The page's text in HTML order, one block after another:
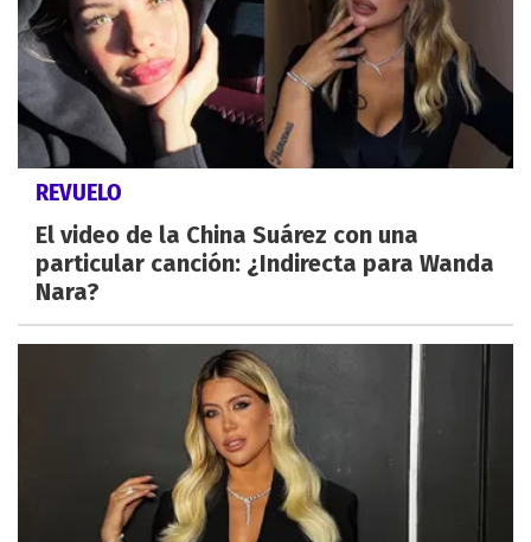
REVUELO
El video de la China Suárez con una
particular canción: ¿Indirecta para Wanda
Nara?